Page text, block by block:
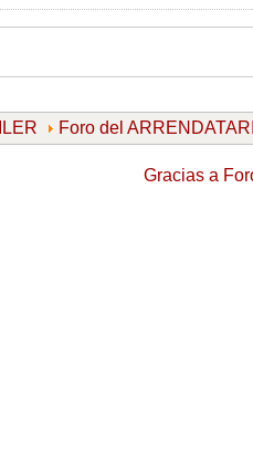
Foro del
Gracias a